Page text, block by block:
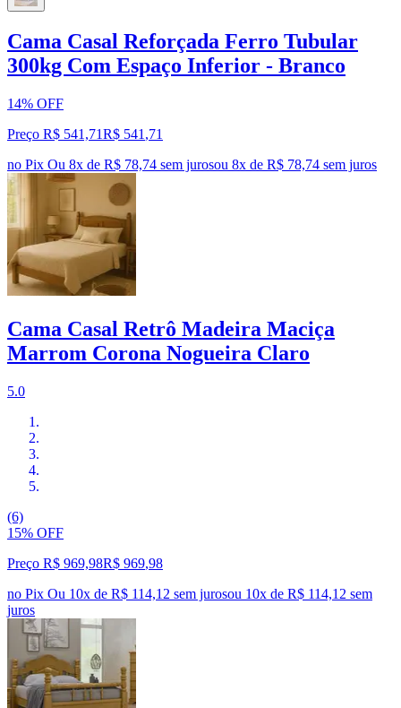
Cama Casal Reforçada Ferro Tubular
300kg Com Espaço Inferior - Branco
14% OFF
Preço R$ 541,71R$ 541 ,71
no Pix Ou 8x de R$ 78,74 sem jurosou 8x de R$ 78,74 sem juros
Cama Casal Retrô Madeira Maciça
Marrom Corona Nogueira Claro
5.0
(6)
15% OFF
Preço R$ 969,98R$ 969,98
no Pix Ou 10x de R$ 114,12 sem jurosou 10x de R$ 114,12 sem
juros